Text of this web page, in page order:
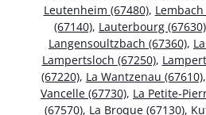
Leutenheim (67480), Lembach
(67140), Lauterbourg (67630)
Langensoultzbach (67360),
Lampertsloch (67250),
(67220), La Wantzenau (67610),
Vancelle (67730), La Petite-
(67570), La Broque (67130),